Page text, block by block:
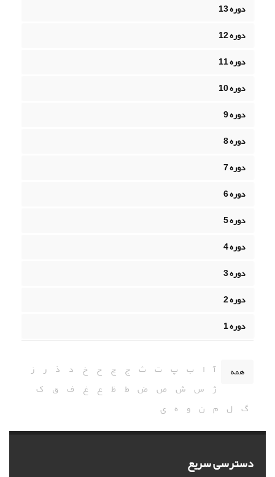
دوره 13
دوره 12
دوره 11
دوره 10
دوره 9
دوره 8
دوره 7
دوره 6
دوره 5
دوره 4
دوره 3
دوره 2
دوره 1
همه آ ا ب پ ت ث ج چ ح خ د ذ ر ز
ژ س ش ص ض ط ظ ع غ ف ق ک
گ ل م ن و ه ی
دسترسی سریع